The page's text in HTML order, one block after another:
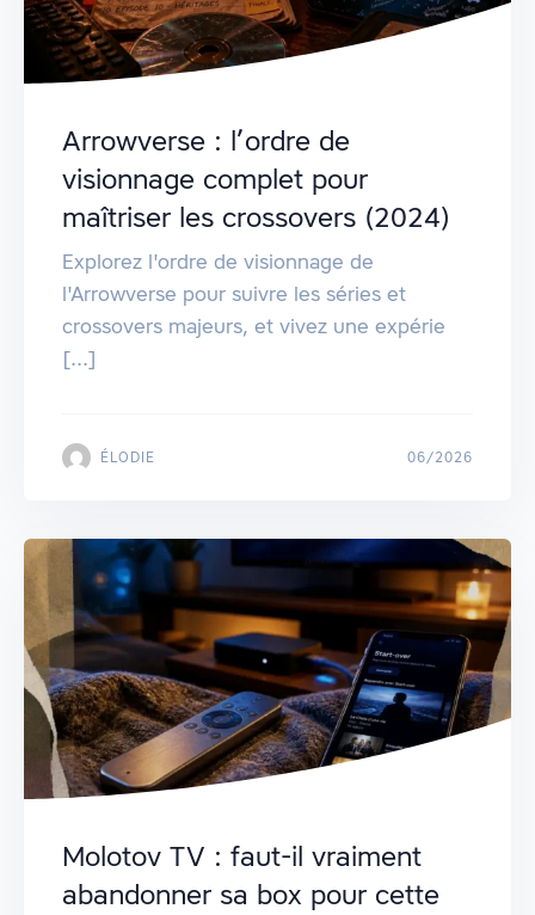
Arrowverse : l’ordre de
visionnage complet pour
maîtriser les crossovers (2024)
Explorez l'ordre de visionnage de
l'Arrowverse pour suivre les séries et
crossovers majeurs, et vivez une expérie
[...]
ÉLODIE 06/2026
Molotov TV : faut-il vraiment
abandonner sa box pour cette